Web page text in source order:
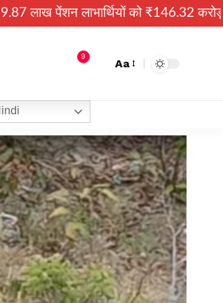
को ₹146.32 करोड़ की पेंशन राशि जारी
9
Aa